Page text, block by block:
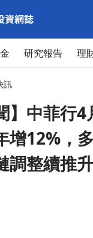
研究報告 理
訊
】中菲行
增12%，
調整續推